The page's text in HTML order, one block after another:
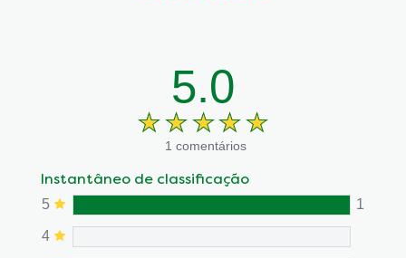
5.0
1 comentários
Instantâneo de classificação
5 1
4